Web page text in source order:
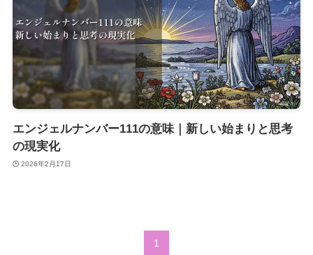
エンジェルナンバー111の意味｜新しい始まりと思考
の現実化
2026年2月17日
1